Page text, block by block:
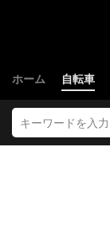
ホーム 自転車